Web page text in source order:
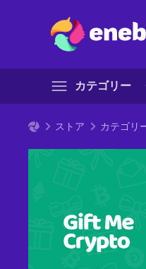
カテゴリー
ストア カテゴリ